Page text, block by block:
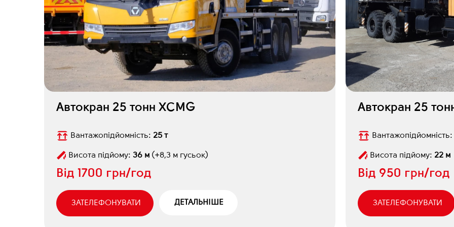
Автокран 25 тонн XCMG
Вантажопідйомність: 25 т
Висота підйому: 36 м (+8,3 м гусьок)
Від 1700 грн/год
ЗАТЕЛЕФОНУВАТИ ДЕТАЛЬНІШЕ
Автокран 25
Вантажопідйомність:
Висота підйому: 22 м
Від 950 грн/год
ЗАТЕЛЕФОНУВАТИ